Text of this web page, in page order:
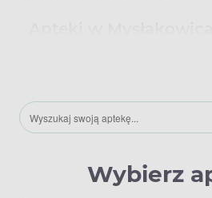
oferując system rezerwacji
stronę, sprawdzić dostępność
dokonać rezerwacji. Aktualna
znajdziesz tam szczegółowe
oraz godzinach otwarcia.
Wybierz